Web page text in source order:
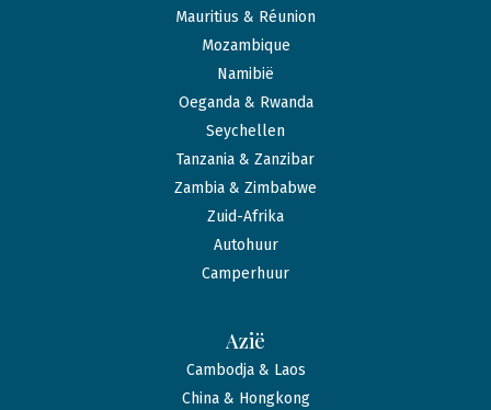
Mauritius & Réunion
Mozambique
Namibië
Oeganda & Rwanda
Seychellen
Tanzania & Zanzibar
Zambia & Zimbabwe
Zuid-Afrika
Autohuur
Camperhuur
Azië
Cambodja & Laos
China & Hongkong